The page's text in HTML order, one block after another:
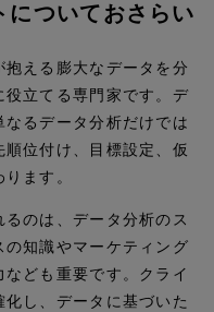
についておさらい
える膨大なデータを分
立てる専門家です。デ
るデータ分析だけでは
位付け、目標設定、仮
ます。
のは、データ分析のス
知識やマーケティング
ども重要です。クライ
し、データに基づいた